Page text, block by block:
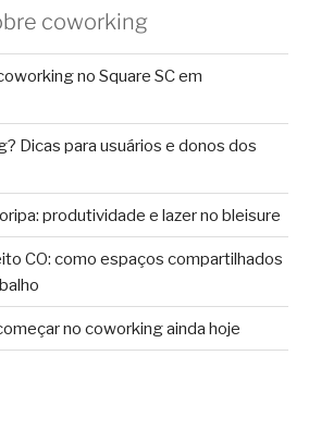
coworking
no Square SC em
Dicas para usuários e donos dos
produtividade e lazer no bleisure
CO: como espaços compartilhados
no coworking ainda hoje